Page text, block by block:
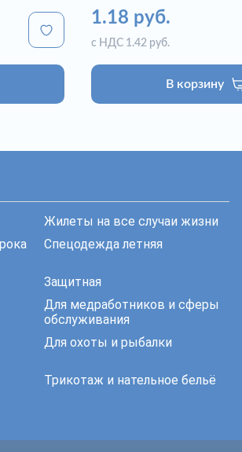
1.18 руб.
с НДС 1.42 руб.
В корзину
Жилеты на все случаи жизни
Спецодежда летняя
Защитная
Для медработников и сферы
обслуживания
Для охоты и рыбалки
Трикотаж и нательное бельё